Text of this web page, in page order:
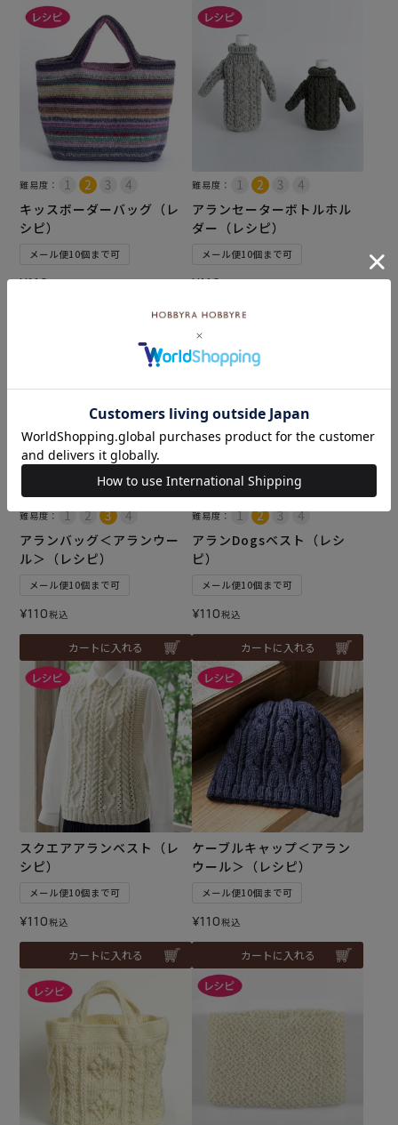
難易度：
キッスボーダーバッグ（レ
シピ）
メール便10個まで可
¥110税込
難易度：
アランセーターボトルホル
ダー（レシピ）
メール便10個まで可
¥110税込
カートに入れる
難易度：
アランバッグ＜アランウー
ル＞（レシピ）
メール便10個まで可
¥110税込
カートに入れる
難易度：
アランDogsベスト（レシ
ピ）
メール便10個まで可
¥110税込
カートに入れる
スクエアアランベスト（レ
シピ）
メール便10個まで可
¥110税込
カートに入れる
ケーブルキャップ＜アラン
ウール＞（レシピ）
メール便10個まで可
¥110税込
カートに入れる